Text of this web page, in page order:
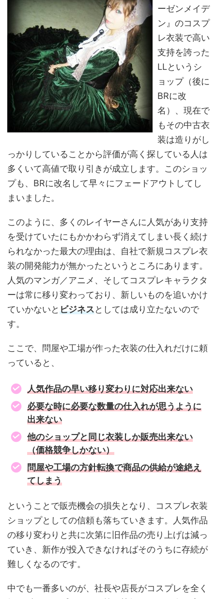
ーゼンメイデ
ン』のコスプ
レ衣装で高い
支持を誇った
LLというシ
ョップ（後に
BRに改
名）、現在で
もその中古衣
装は造りがし
っかりしていることから評価が高く探している人は
多くいて高値で取り引きが成立します。このショッ
プも、BRに改名して早々にフェードアウトしてし
まいました。
このように、多くのレイヤーさんに人気があり支持
を受けていたにもかかわらず消えてしまい長く続け
られなかった最大の理由は、自社で新規コスプレ衣
装の開発能力が無かったというところにあります。
人気のマンガ／アニメ、そしてコスプレキャラクタ
ーは常に移り変わっており、新しいものを追いかけ
ていかないとビジネスとしては成り立たないので
す。
ここで、問屋や工場が作った衣装の仕入れだけに頼
っていると、
人気作品の早い移り変わりに対応出来ない
必要な時に必要な数量の仕入れが思うように
出来ない
他のショップと同じ衣装しか販売出来ない
（価格競争しかない）
問屋や工場の方針転換で商品の供給が途絶え
てしまう
ということで販売機会の損失となり、コスプレ衣装
ショップとしての信頼も落ちていきます。人気作品
の移り変わりと共に次第に旧作品の売り上げは減っ
ていき、新作が投入できなければそのうちに存続が
難しくなるのです。
中でも一番多いのが、社長や店長がコスプレを全く